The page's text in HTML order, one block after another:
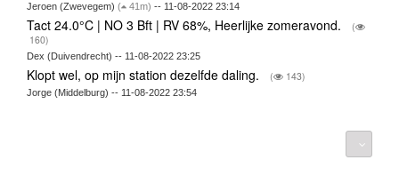
Jeroen (Zwevegem) ( 41m) -- 11-08-2022 23:14
Tact 24.0°C | NO 3 Bft | RV 68%, Heerlijke zomeravond.
(
160)
Dex (Duivendrecht) -- 11-08-2022 23:25
Klopt wel, op mijn station dezelfde daling. ( 143)
Jorge (Middelburg) -- 11-08-2022 23:54